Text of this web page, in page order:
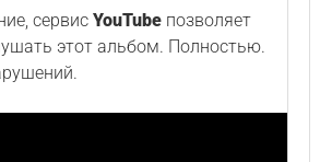
сервис YouTubeпозволяет
этот альбом. Полностью.